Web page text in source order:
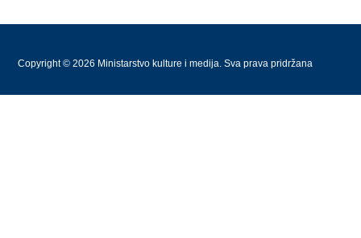
Copyright © 2026 Ministarstvo kulture i medija. Sva prava pridržana